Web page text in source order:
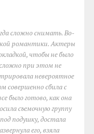
сложно снимать. Во-
романтики. Актеры
чтобы не было
при этом не
невероятное
совершенно сбила с
было готово, как она
съемочную группу
подушку, достала
его, взяла